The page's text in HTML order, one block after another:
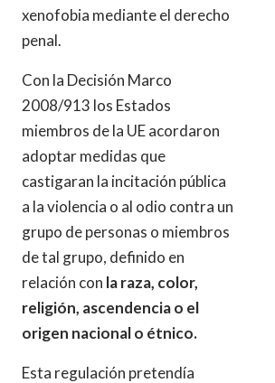
xenofobia mediante el derecho
penal.
Con la Decisión Marco
2008/913 los Estados
miembros de la UE acordaron
adoptar medidas que
castigaran la incitación pública
a la violencia o al odio contra un
grupo de personas o miembros
de tal grupo, definido en
relación con la raza, color,
religión, ascendencia o el
origen nacional o étnico.
Esta regulación pretendía